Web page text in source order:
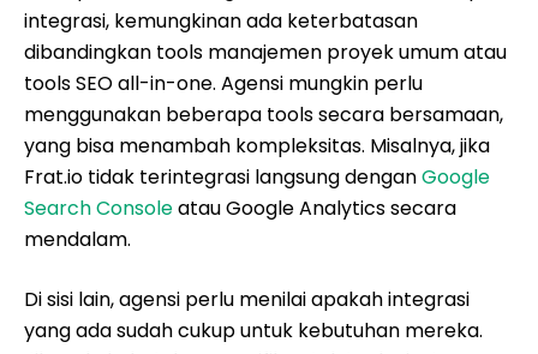
integrasi, kemungkinan ada keterbatasan
dibandingkan tools manajemen proyek umum atau
tools SEO all-in-one. Agensi mungkin perlu
menggunakan beberapa tools secara bersamaan,
yang bisa menambah kompleksitas. Misalnya, jika
Frat.io tidak terintegrasi langsung denganGoogle
Search Consoleatau Google Analytics secara
mendalam.
Di sisi lain, agensi perlu menilai apakah integrasi
yang ada sudah cukup untuk kebutuhan mereka.